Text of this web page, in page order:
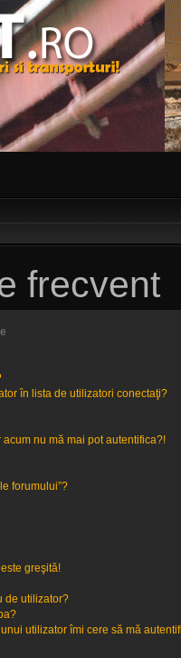
frecvent
în lista de utilizatori conectaţi?
nu mă mai pot autentifica?!
forumului”?
greşită!
de utilizator?
utilizator îmi cere să mă